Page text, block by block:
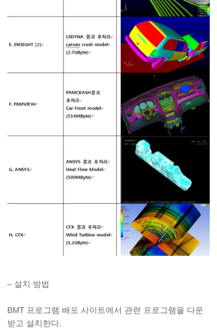
– 설치 방법
BMT 프로그램 배포 사이트에서 관련 프로그램을 다운
받고 설치한다.